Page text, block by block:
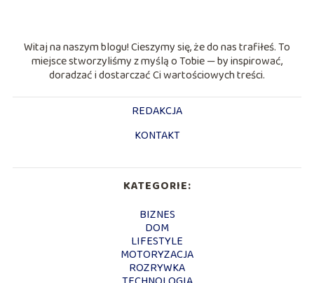
Witaj na naszym blogu! Cieszymy się, że do nas trafiłeś. To
miejsce stworzyliśmy z myślą o Tobie — by inspirować,
doradzać i dostarczać Ci wartościowych treści.
REDAKCJA
KONTAKT
KATEGORIE:
BIZNES
DOM
LIFESTYLE
MOTORYZACJA
ROZRYWKA